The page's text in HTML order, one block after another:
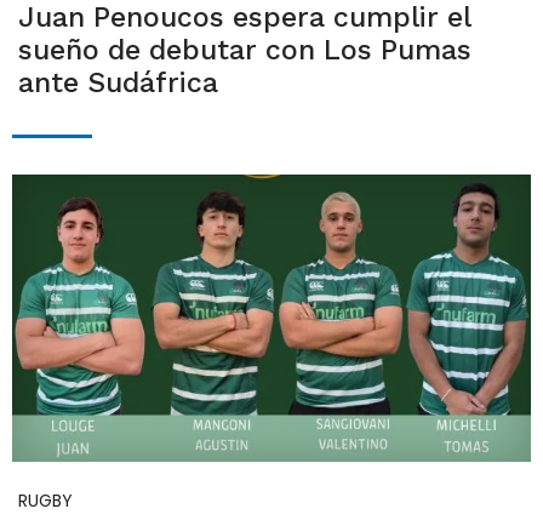
Juan Penoucos espera cumplir el
sueño de debutar con Los Pumas
ante Sudáfrica
RUGBY